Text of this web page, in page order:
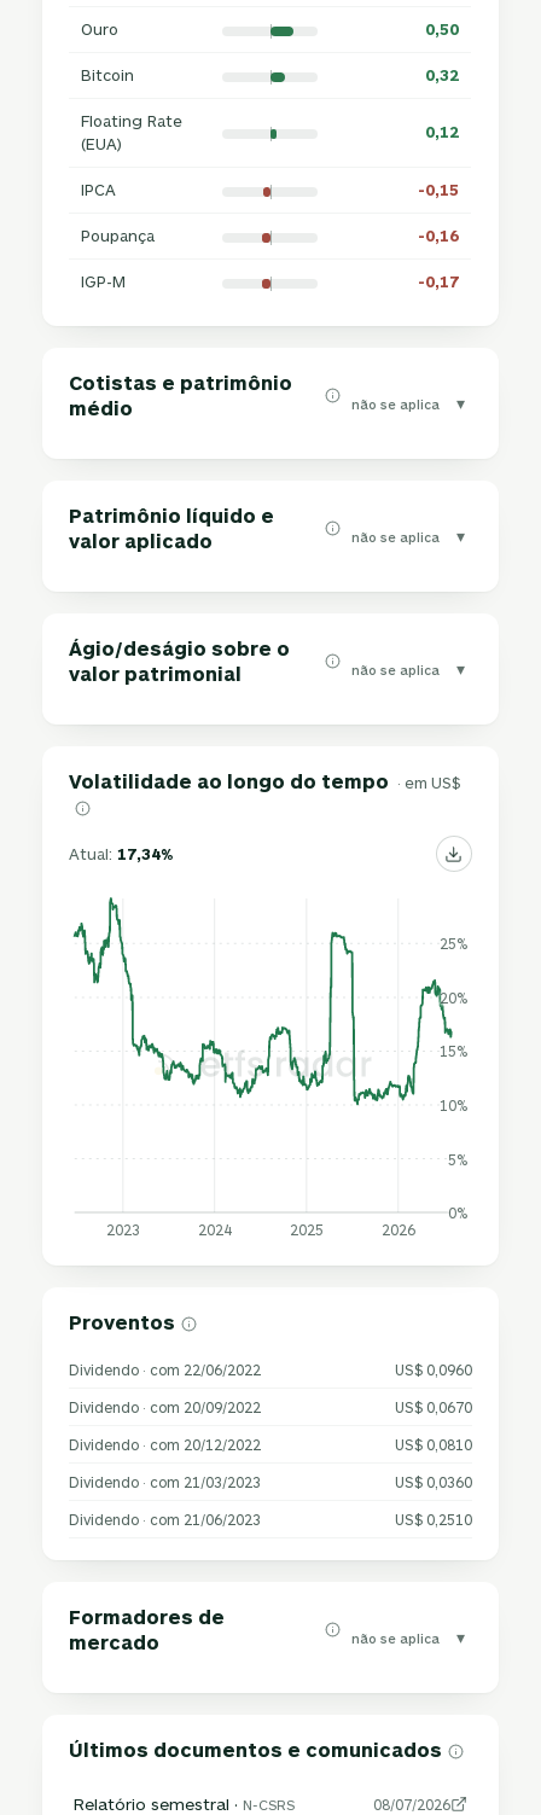
Ouro 0,50
Bitcoin 0,32
Floating Rate
(EUA)
0,12
IPCA -0,15
Poupança -0,16
IGP-M -0,17
Cotistas e patrimônio
médio
não se aplica ▾
Patrimônio líquido e
valor aplicado
não se aplica ▾
Ágio/deságio sobre o
valor patrimonial
não se aplica ▾
Volatilidade ao longo do tempo · em US$
Atual:17,34%
0%
5%
10%
15%
20%
25%
2023 2024 2025 2026
Proventos
Dividendo · com 22/06/2022 US$ 0,0960
Dividendo · com 20/09/2022 US$ 0,0670
Dividendo · com 20/12/2022 US$ 0,0810
Dividendo · com 21/03/2023 US$ 0,0360
Dividendo · com 21/06/2023 US$ 0,2510
Formadores de
mercado
não se aplica ▾
Últimos documentos e comunicados
Relatório semestral · N-CSRS 08/07/2026